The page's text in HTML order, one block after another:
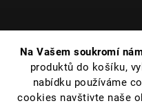
Na Vašem soukromí
produktů do košíku,
nabídku používáme
cookies navštivte naše